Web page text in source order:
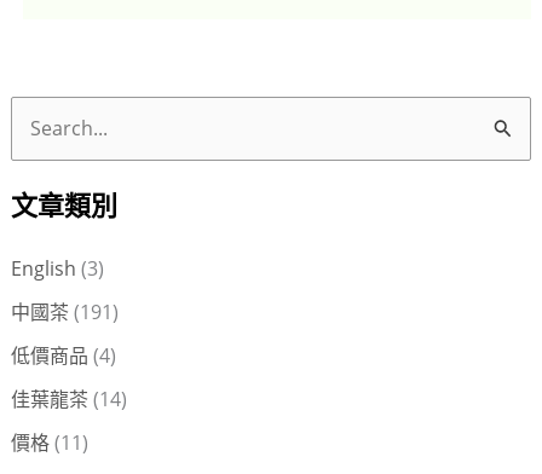
關
:
文章類別
English (3)
中國茶 (191)
低價商品 (4)
佳葉龍茶 (14)
價格(11)